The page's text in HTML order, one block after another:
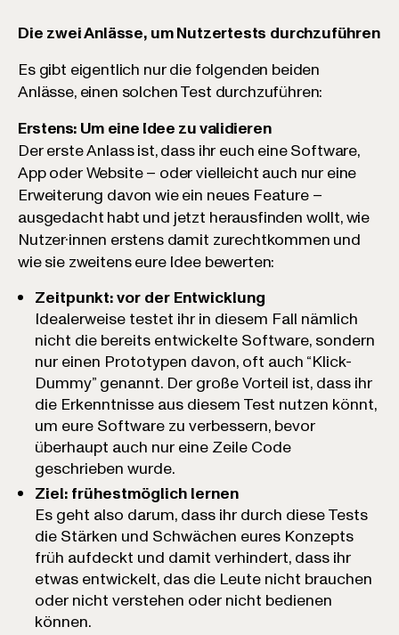
Die zwei Anlässe, um Nutzertests durchzuführen
Es gibt eigentlich nur die folgenden beiden
Anlässe, einen solchen Test durchzuführen:
Erstens: Um eine Idee zu validieren
Der erste Anlass ist, dass ihr euch eine Software,
App oder Website – oder vielleicht auch nur eine
Erweiterung davon wie ein neues Feature –
ausgedacht habt und jetzt herausfinden wollt, wie
Nutzer·innen erstens damit zurechtkommen und
wie sie zweitens eure Idee bewerten:
Zeitpunkt: vor der Entwicklung
Idealerweise testet ihr in diesem Fall nämlich
nicht die bereits entwickelte Software, sondern
nur einen Prototypen davon, oft auch “Klick-
Dummy” genannt. Der große Vorteil ist, dass ihr
die Erkenntnisse aus diesem Test nutzen könnt,
um eure Software zu verbessern, bevor
überhaupt auch nur eine Zeile Code
geschrieben wurde.
Ziel: frühestmöglich lernen
Es geht also darum, dass ihr durch diese Tests
die Stärken und Schwächen eures Konzepts
früh aufdeckt und damit verhindert, dass ihr
etwas entwickelt, das die Leute nicht brauchen
oder nicht verstehen oder nicht bedienen
können.